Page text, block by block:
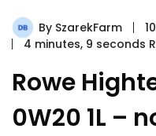
By SzarekFarm
4 minutes, 9 seconds
Rowe
0W20 1L –